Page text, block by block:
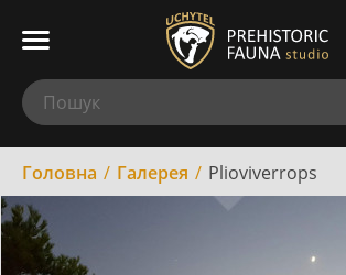
Головна Галерея Plioviverrops